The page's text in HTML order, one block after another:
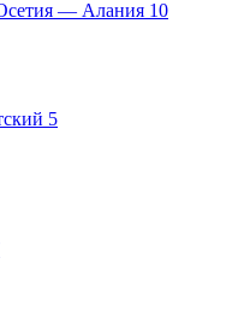
— Алания 10
5